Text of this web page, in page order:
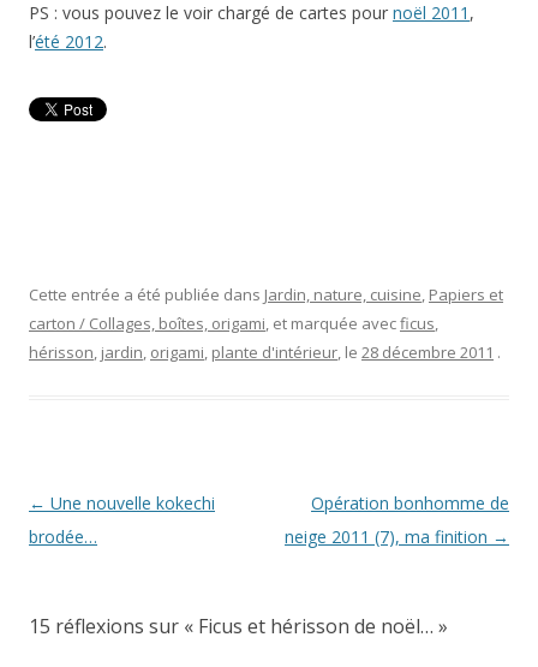
PS : vous pouvez le voir chargé de cartes pour noël 2011 ,
l’été 2012.
Cette entrée a été publiée dans Jardin, nature, cuisine, Papiers et
carton / Collages, boîtes, origami, et marquée avecficus,
hérisson, jardin, origami, plante d'intérieur, le 28 décembre 2011 .
Navigation
des
← Une nouvelle kokechi
brodée…
Opération bonhomme de
neige 2011 (7), ma finition →
15 réflexions sur « Ficus et hérisson de noël… »